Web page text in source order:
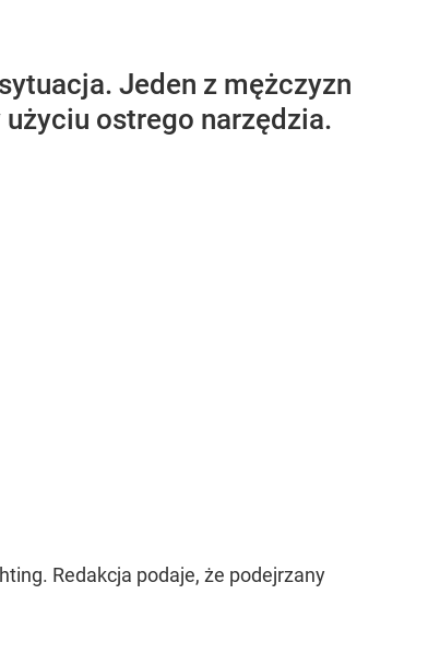
Jeden z mężczyzn
ostrego narzędzia.
Redakcja podaje, że podejrzany